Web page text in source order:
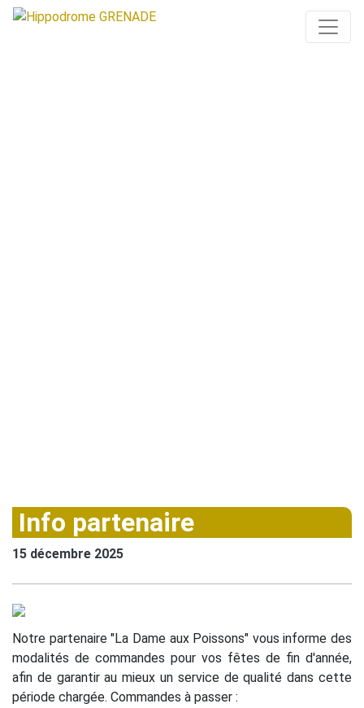
Info partenaire
15 décembre 2025
Notre partenaire "La Dame aux Poissons" vous informe des
modalités de commandes pour vos fêtes de fin d'année,
afin de garantir au mieux un service de qualité dans cette
période chargée. Commandes à passer :